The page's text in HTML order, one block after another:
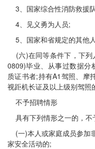
3、国家综合性消防救援
4、见义勇为人员;
5、国家和省规定的其他人
(六)在同等条件下，下列
0809)毕业、从事过数据分
质证书者;持有A1驾照、摩
视距机长证及以上级别驾照
不予招聘情形
具有下列情形之一的，不
(一)本人或家庭成员参加
家安全活动的;